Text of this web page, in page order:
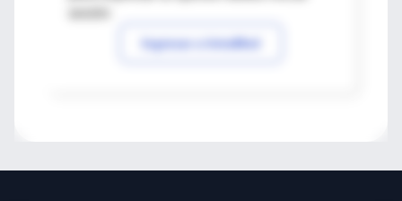
Ingresar a IntraMed